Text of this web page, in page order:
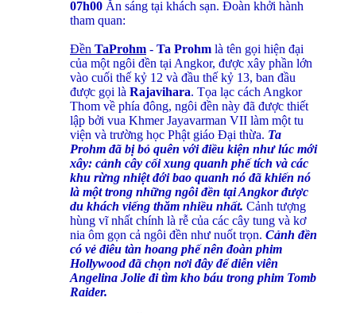
07h00 Ăn sáng tại khách sạn. Đoàn khởi hành
tham quan:
Đền TaProhm - Ta Prohm là tên gọi hiện đại
của một ngôi đền tại Angkor, được xây phần lớn
vào cuối thế kỷ 12 và đầu thế kỷ 13, ban đầu
được gọi là Rajavihara. Tọa lạc cách Angkor
Thom về phía đông, ngôi đền này đã được thiết
lập bởi vua Khmer Jayavarman VII làm một tu
viện và trường học Phật giáo Đại thừa. Ta
Prohm đã bị bỏ quên với điều kiện như lúc mới
xây: cảnh cây cối xung quanh phế tích và các
khu rừng nhiệt đới bao quanh nó đã khiến nó
là một trong những ngôi đền tại Angkor được
du khách viếng thăm nhiều nhất. Cảnh tượng
hùng vĩ nhất chính là rễ của các cây tung và kơ
nia ôm gọn cả ngôi đền như nuốt trọn. Cảnh đền
có vẻ điêu tàn hoang phế nên đoàn phim
Hollywood đã chọn nơi đây để diễn viên
Angelina Jolie đi tìm kho báu trong phim Tomb
Raider.